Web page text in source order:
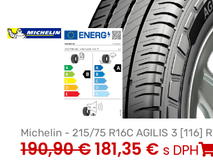
Michelin - 215/75 R16C AGILIS 3 [116] R
190,90€181,35 € s DPH